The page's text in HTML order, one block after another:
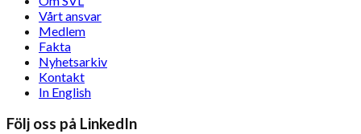
Vårt ansvar
Medlem
Fakta
Nyhetsarkiv
Kontakt
In English
Följ oss på LinkedIn